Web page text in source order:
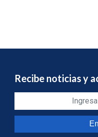
Recibe noticias y